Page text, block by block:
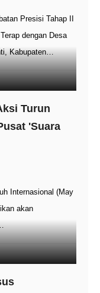
Presisi Tahap II
dengan Desa
Kabupaten…
Turun
'Suara
Internasional (May
akan